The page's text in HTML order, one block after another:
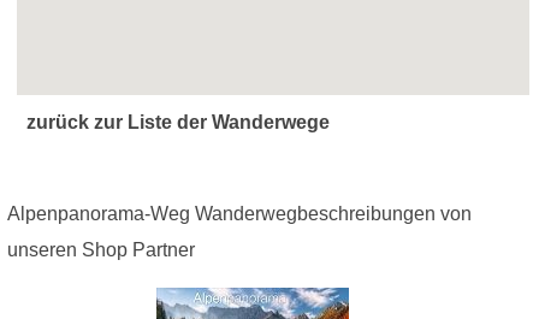
zurück zur Liste der Wanderwege
Alpenpanorama-Weg Wanderwegbeschreibungen von
unseren Shop Partner